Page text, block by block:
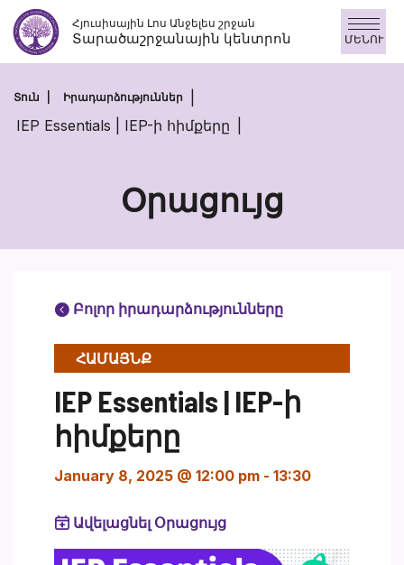
Անցնել
բովանդակությանըՀյուսիսային Լոս Անջելես շրջան
Տարածաշրջանային կենտրոն ՄԵՆՈՒ
Տուն Իրադարձություններ
IEP Essentials | IEP-ի հիմքերը
Օրացույց
Բոլոր իրադարձությունները
ՀԱՄԱՅՆՔ
IEP Essentials | IEP-ի
հիմքերը
January 8, 2025 @ 12:00 pm - 13:30
Ավելացնել Օրացույց